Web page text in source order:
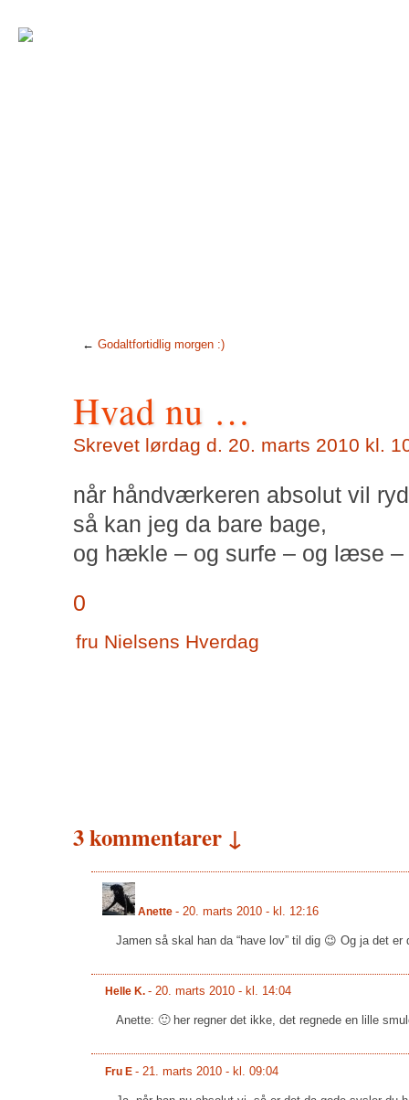
← Godaltfortidlig morgen :)
Hvad nu …
Skrevet lørdag d. 20. marts 2010 kl.
når håndværkeren absolut vil
så kan jeg da bare bage,
og hækle – og surfe – og læse
0
fru Nielsens Hverdag
3 kommentarer ↓
Anette - 20. marts 2010 - kl. 12:16
Jamen så skal han da “have lov” til dig 😉 Og ja det
Helle K. - 20. marts 2010 - kl. 14:04
Anette: 🙂 her regner det ikke, det regnede en lille
Fru E - 21. marts 2010 - kl. 09:04